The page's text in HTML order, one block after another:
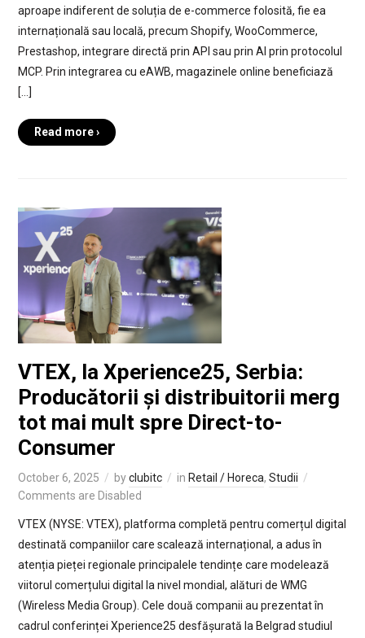
aproape indiferent de soluția de e-commerce folosită, fie ea
internațională sau locală, precum Shopify, WooCommerce,
Prestashop, integrare directă prin API sau prin AI prin protocolul
MCP. Prin integrarea cu eAWB, magazinele online beneficiază
[…]
Read more ›
VTEX, la Xperience25, Serbia:
Producătorii și distribuitorii merg
tot mai mult spre Direct-to-
Consumer
October 6, 2025 byclubitc in Retail / Horeca, Studii
Comments are Disabled
VTEX (NYSE: VTEX), platforma completă pentru comerțul digital
destinată companiilor care scalează internațional, a adus în
atenția pieței regionale principalele tendințe care modelează
viitorul comerțului digital la nivel mondial, alături de WMG
(Wireless Media Group). Cele două companii au prezentat în
cadrul conferinței Xperience25 desfășurată la Belgrad studiul